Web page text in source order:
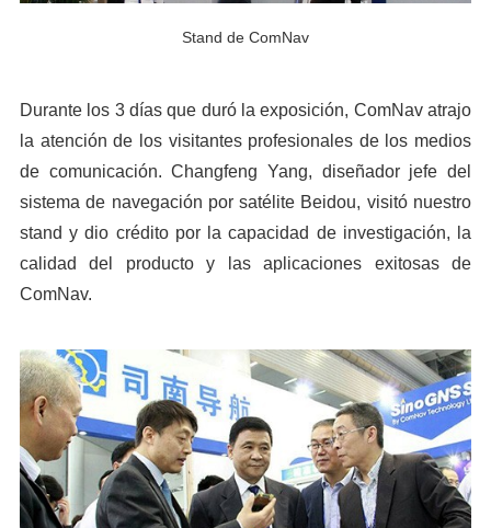
Stand de ComNav
Durante los 3 días que duró la exposición, ComNav atrajo
la atención de los visitantes profesionales de los medios
de comunicación. Changfeng Yang, diseñador jefe del
sistema de navegación por satélite Beidou, visitó nuestro
stand y dio crédito por la capacidad de investigación, la
calidad del producto y las aplicaciones exitosas de
ComNav.